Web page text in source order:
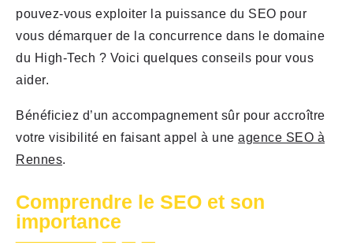
pouvez-vous exploiter la puissance du SEO pour
vous démarquer de la concurrence dans le domaine
du High-Tech ? Voici quelques conseils pour vous
aider.
Bénéficiez d’un accompagnement sûr pour accroître
votre visibilité en faisant appel à une agence SEO à
Rennes.
Comprendre le SEO et son
importance